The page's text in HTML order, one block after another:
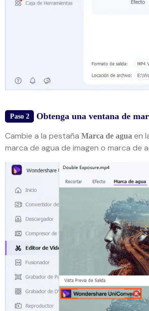
Paso 2 Obtenga una ventana de
Cambie a la pestañaMarca de aguaen
marca de agua de imagen o marca de